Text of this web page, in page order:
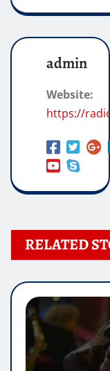
admin
Website:
https://
RELATED